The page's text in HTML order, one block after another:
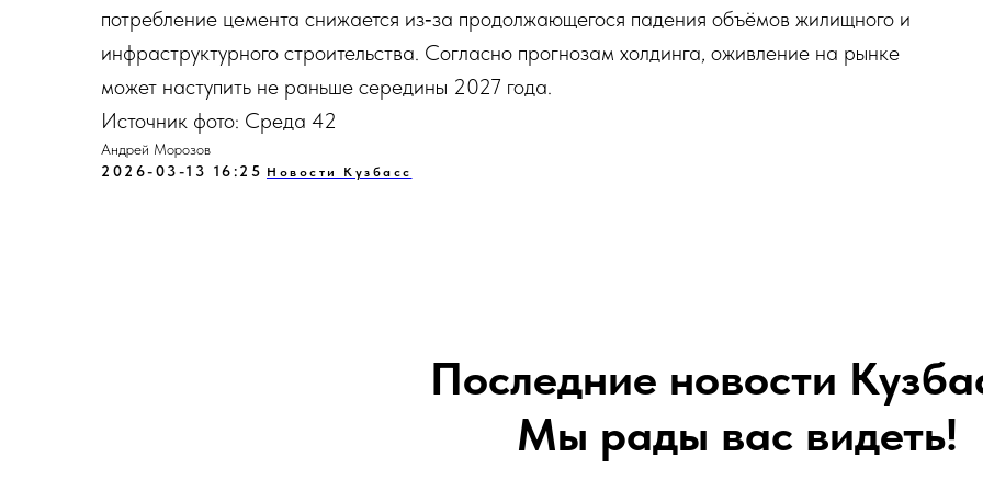
потребление цемента снижается из‑за продолжающегося падения объёмов жилищного и
инфраструктурного строительства. Согласно прогнозам холдинга, оживление на рынке
может наступить не раньше середины 2027 года.
Источник фото: Среда 42
Андрей Морозов
2026-03-13 16:25 Новости Кузбасс
Последние новости
Мы рады вас видеть!